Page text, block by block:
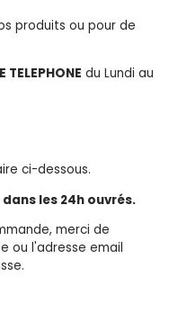
produits ou pour de
TELEPHONE du Lundi au
ci-dessous.
les 24h ouvrés.
merci de
ou l'adresse email